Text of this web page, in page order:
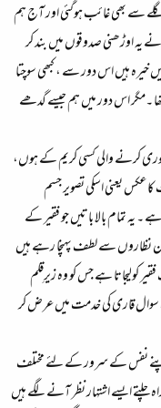
سے بھی غائب ہوگئی اور آج ہم
یہ اوڑھنی صدوقوں میں بند کر
ہیں اس دور سے ، کبھی سوچتا
۔مگر اس دور میں ہم جیسے گدھے
کرنے والی کسی کریم کے ہوں،
یعنی اسکی تصویر جسم
تمام بالا باتیں جو فقیر کے
نظاروں سے لطف پہنچا رہے ہیں
کولیجاتا ہے جس کو وہ زیرِقلم
سوال قاری کی خدمت میں عرض کر
نفس کے سرور کے لئے مختلف
چلتے ایسے اشتہار نظر آنے لگے ہیں